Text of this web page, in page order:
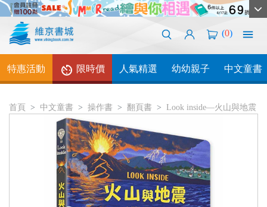
(0)
特惠活動 限時價 人氣精選 幼幼親子 中文童書
首頁 中文童書 操作書 翻頁書 Look inside—火山與地震